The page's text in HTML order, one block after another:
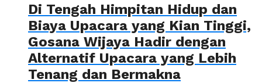
Di Tengah Himpitan Hidup dan
Biaya Upacara yang Kian Tinggi,
Gosana Wijaya Hadir dengan
Alternatif Upacara yang Lebih
Tenang dan Bermakna